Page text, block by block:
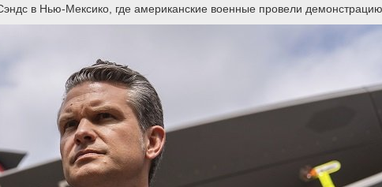
в Нью-Мексико, где американские военные провели демонстрацию